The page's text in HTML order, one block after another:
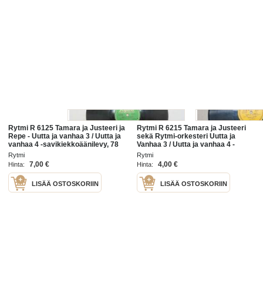
Rytmi R 6125 Tamara ja Justeeri ja
Repe - Uutta ja vanhaa 3 / Uutta ja
vanhaa 4 -savikiekkoäänilevy, 78
rpm record
Rytmi
Hinta:
7,00 €
LISÄÄ OSTOSKORIIN
Rytmi R 6215 Tamara ja Justeeri
sekä Rytmi-orkesteri Uutta ja
Vanhaa 3 / Uutta ja vanhaa 4 -
savikiekkoäänilevy / 78 rpm record
Rytmi
Hinta:
4,00 €
LISÄÄ OSTOSKORIIN